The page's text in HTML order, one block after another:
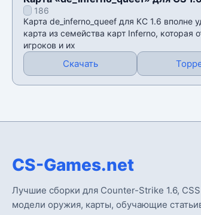
186
Карта de_inferno_queef для КС 1.6 вполне
карта из семейства карт Inferno, которая
игроков и их
Скачать
CS-Games.net
Лучшие сборки для Counter-Strike 1.6,
модели оружия, карты, обучающие